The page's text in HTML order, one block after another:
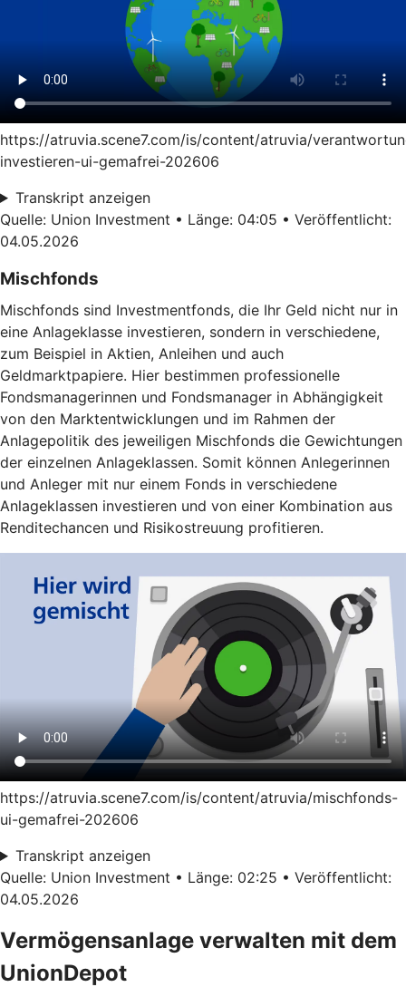
https://atruvia.scene7.com/is/content/atruvia/
investieren-ui-gemafrei-202606
Transkript anzeigen
Quelle: Union Investment • Länge: 04:05 • Veröffentlicht:
04.05.2026
Mischfonds
Mischfonds sind Investmentfonds, die Ihr Geld nicht nur in
eine Anlageklasse investieren, sondern in verschiedene,
zum Beispiel in Aktien, Anleihen und auch
Geldmarktpapiere. Hier bestimmen professionelle
Fondsmanagerinnen und Fondsmanager in Abhängigkeit
von den Marktentwicklungen und im Rahmen der
Anlagepolitik des jeweiligen Mischfonds die Gewichtungen
der einzelnen Anlageklassen. Somit können Anlegerinnen
und Anleger mit nur einem Fonds in verschiedene
Anlageklassen investieren und von einer Kombination aus
Renditechancen und Risikostreuung profitieren.
https://atruvia.scene7.com/is/content/atruvia/mischfonds-
ui-gemafrei-202606
Transkript anzeigen
Quelle: Union Investment • Länge: 02:25 • Veröffentlicht:
04.05.2026
Vermögensanlage verwalten mit dem
UnionDepot